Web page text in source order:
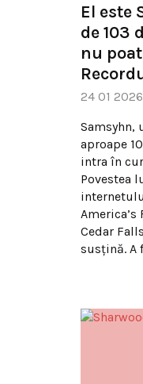
El este
de 103
nu
24 01 2026
Samsyhn,
aproape
intra în
Povestea
Cedar
susțină. A